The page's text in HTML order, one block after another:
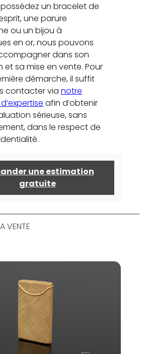
possédez un bracelet de
une parure
ou un bijou à
en or, nous pouvons
dans son
et sa mise en vente. Pour
démarche, il suffit
contacter vianotre
afin d’obtenir
sérieuse, sans
dans le respect de
une estimation
gratuite
VENTE